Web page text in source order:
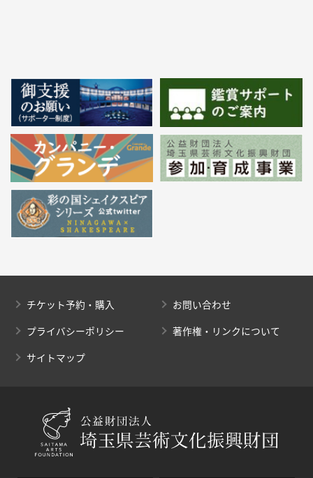
チケット予約・購入
お問い合わせ
プライバシーポリシー
著作権・リンクについて
サイトマップ